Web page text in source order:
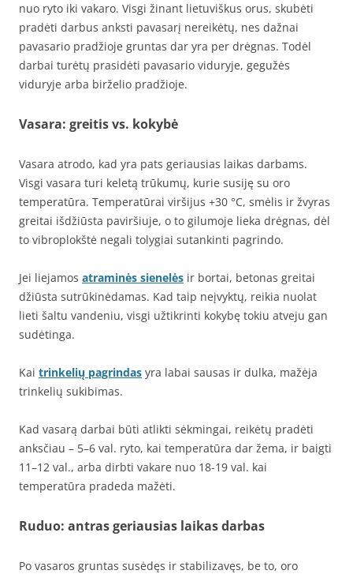
nuo ryto iki vakaro. Visgi žinant lietuviškus orus, skubėti
pradėti darbus anksti pavasarį nereikėtų, nes dažnai
pavasario pradžioje gruntas dar yra per drėgnas. Todėl
darbai turėtų prasidėti pavasario viduryje, gegužės
viduryje arba birželio pradžioje.
Vasara: greitis vs. kokybė
Vasara atrodo, kad yra pats geriausias laikas darbams.
Visgi vasara turi keletą trūkumų, kurie susiję su oro
temperatūra. Temperatūrai viršijus +30 °C, smėlis ir žvyras
greitai išdžiūsta paviršiuje, o to gilumoje lieka drėgnas, dėl
to vibroplokštė negali tolygiai sutankinti pagrindo.
Jei liejamos atraminės sienelės ir bortai, betonas greitai
džiūsta sutrūkinėdamas. Kad taip neįvyktų, reikia nuolat
lieti šaltu vandeniu, visgi užtikrinti kokybę tokiu atveju gan
sudėtinga.
Kai trinkelių pagrindas yra labai sausas ir dulka, mažėja
trinkelių sukibimas.
Kad vasarą darbai būti atlikti sėkmingai, reikėtų pradėti
anksčiau – 5–6 val. ryto, kai temperatūra dar žema, ir baigti
11–12 val., arba dirbti vakare nuo 18-19 val. kai
temperatūra pradeda mažėti.
Ruduo: antras geriausias laikas darbas
Po vasaros gruntas susėdęs ir stabilizavęs, be to, oro